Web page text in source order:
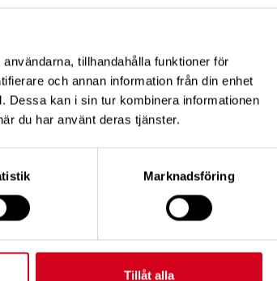
tillhandahålla funktioner för
och annan information från din enhet
Dessa kan i sin tur kombinera informationen
du har använt deras tjänster.
Marknadsföring
Tillåt alla
Tipsa Skriv ut
FÖR MEDLEMMAR